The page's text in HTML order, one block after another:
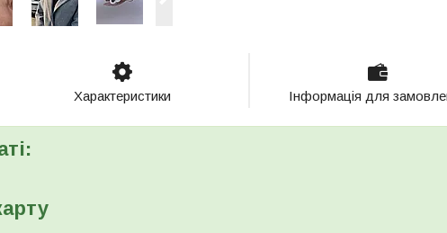
Характеристики Інформація для